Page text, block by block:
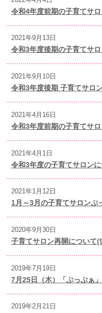
令和4年度前期の子育てサ
2021年9月13日
令和3年度後期の子育てサ
2021年9月10日
令和3年度後期 子育てサロ
2021年4月16日
令和3年度前期の子育てサ
2021年4月1日
令和3年度の子育てサロン
2021年1月12日
1月～3月の子育てサロンぷ
2020年9月30日
子育てサロン再開について
2019年7月19日
7月25日（木）「ぷっぷぁ
2019年2月21日